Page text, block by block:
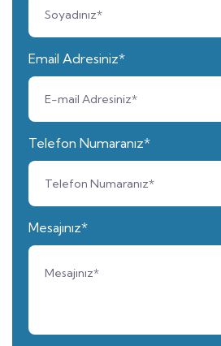
Email Adresiniz*
Telefon Numaranız*
Mesajınız*